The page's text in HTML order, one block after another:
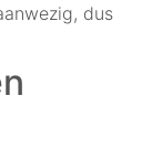
dus